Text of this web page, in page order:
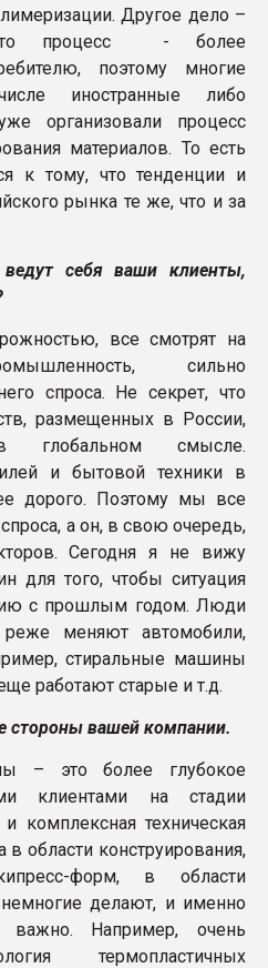
Другое дело –
Это процесс - более
поэтому многие
иностранные либо
организовали процесс
материалов. То есть
к тому, что тенденции и
рынка те же, что и за
себя ваши клиенты,
все смотрят на
сильно
спроса. Не секрет, что
размещенных в России,
глобальном смысле.
и бытовой техники в
дорого. Поэтому мы все
а он, в свою очередь,
Сегодня я не вижу
для того, чтобы ситуация
с прошлым годом. Люди
реже меняют автомобили,
стиральные машины
работают старые и т.д.
стороны вашей компании.
– это более глубокое
клиентами на стадии
комплексная техническая
области конструирования,
форм, в области
немногие делают, и именно
важно. Например, очень
термопластичных